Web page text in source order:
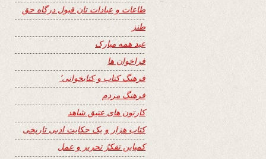
طاعات و عبادات تان قبول درگاه حق
طنز
عید همه مبارک
فراخوان ها
فرهنگ کتاب و کتابخوانی٬
فرهنگ مردم
کارتون های عتیق شاهد
کتاب هزار و یک حکایت ادبی تاریخی
کمپاین تفکرُ تحریر و عمل